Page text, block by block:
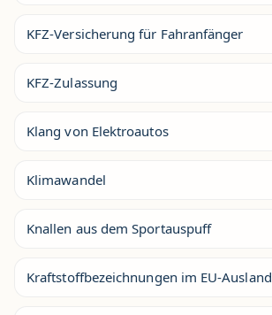
KFZ-Versicherung für Fahranfänger
KFZ-Zulassung
Klang von Elektroautos
Klimawandel
Knallen aus dem Sportauspuff
Kraftstoffbezeichnungen im EU-Ausland